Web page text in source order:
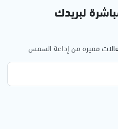
لبريدك
مميزة من إذاعة الشمس